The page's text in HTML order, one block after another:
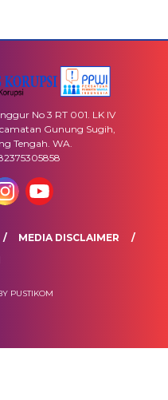
No 3 RT 001. LK IV
Gunung Sugih,
Tengah. WA.
MEDIA DISCLAIMER
PUSTIKOM